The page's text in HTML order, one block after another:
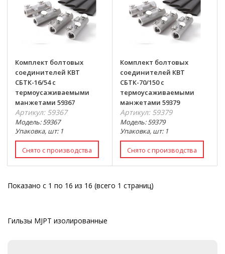
Комплект болтовых
соединителей КВТ
СБТК-16/54 с
термоусаживаемыми
манжетами 59367
Артикул: 59367
Модель: 59367
Упаковка, шт: 1
Комплект болтовых
соединителей КВТ
СБТК-70/150 с
термоусаживаемыми
манжетами 59379
Артикул: 59379
Модель: 59379
Упаковка, шт: 1
Показано с 1 по 16 из 16 (всего 1 страниц)
Гильзы MJPT изолированные